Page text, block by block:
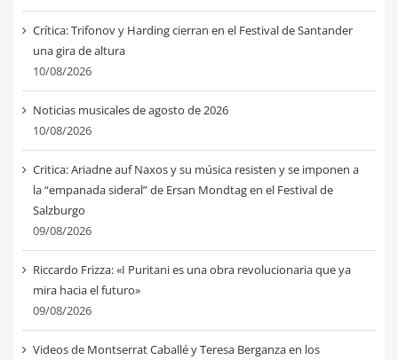
Crítica: Trifonov y Harding cierran en el Festival de Santander
una gira de altura
10/08/2026
Noticias musicales de agosto de 2026
10/08/2026
Critica: Ariadne auf Naxos y su música resisten y se imponen a
la “empanada sideral” de Ersan Mondtag en el Festival de
Salzburgo
09/08/2026
Riccardo Frizza: «I Puritani es una obra revolucionaria que ya
mira hacia el futuro»
09/08/2026
Videos de Montserrat Caballé y Teresa Berganza en los